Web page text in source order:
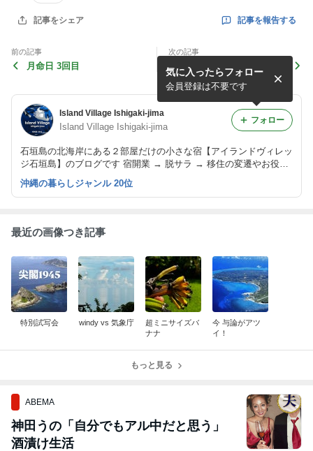
記事をシェア 記事を報告する
前の記事
月命日 3回目
次の記事
Island Village Ishigaki-jima
Island Village Ishigaki-jima
石垣島の北海岸にある２部屋だけの小さな宿【アイランドヴィレッ
ジ石垣島】のブログです 宿開業 → 脱サラ → 移住の変遷やお役立
ち島情報までいろいろ書き留めていますのでよろしければ覗いてみ
てください
気に入ったらフォロー
会員登録は不要です
フォロー
沖縄の暮らしジャンル 20位
最近の画像つき記事
特別試写会 windy vs 気象庁
超ミニサイズバ
ナナ
今 与論がアツ
イ！
もっと見る
ABEMA
神田うの「自分でもアル中だと思う」
酒漬け生活